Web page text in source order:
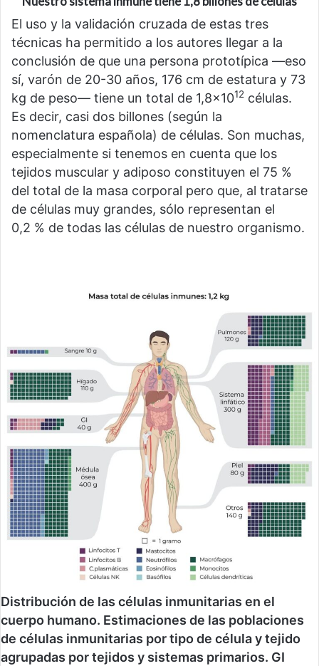
El uso y la validación cruzada de estas tres
técnicas ha permitido a los autores llegar a la
conclusión de que una persona prototípica —eso
sí, varón de 20-30 años, 176 cm de estatura y 73
kg de peso— tiene un total de 1,8×1012 células.
Es decir, casi dos billones (según la
nomenclatura española) de células. Son muchas,
especialmente si tenemos en cuenta que los
tejidos muscular y adiposo constituyen el 75 %
del total de la masa corporal pero que, al tratarse
de células muy grandes, sólo representan el
0,2 % de todas las células de nuestro organismo.
Distribución de las células inmunitarias en el
cuerpo humano. Estimaciones de las poblaciones
de células inmunitarias por tipo de célula y tejido
agrupadas por tejidos y sistemas primarios. GI